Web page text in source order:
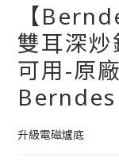
【
雙耳深
可用-原
升級電磁爐底